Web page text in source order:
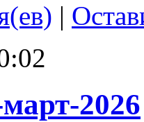
|
2026